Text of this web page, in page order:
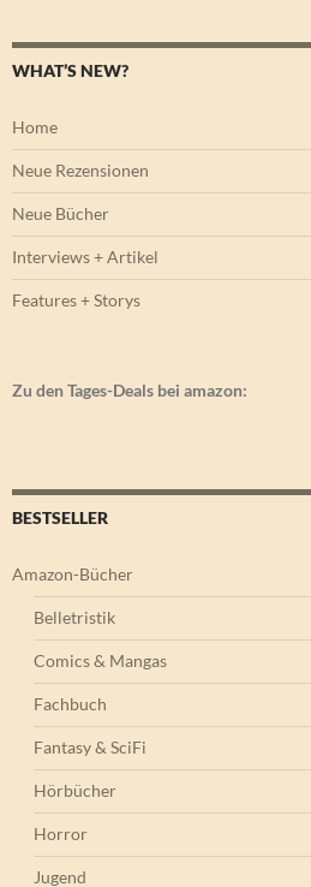
WHAT’S NEW?
Home
Neue Rezensionen
Neue Bücher
Interviews + Artikel
Features + Storys
Zu den Tages-Deals bei amazon:
BESTSELLER
Amazon-Bücher
Belletristik
Comics & Mangas
Fachbuch
Fantasy & SciFi
Hörbücher
Horror
Jugend